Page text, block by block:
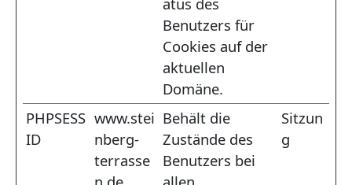
Benutzers für
Cookies auf der
aktuellen
Domäne.
PHPSESS
ID
www.stei
nberg-
terrasse
Behält die
Zustände des
Benutzers bei
Sitzun
g